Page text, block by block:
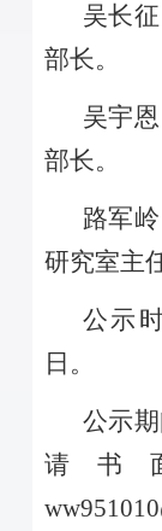
吴长
部长。
吴宇
部长。
路军
研究室主
公示
日。
公示
请书